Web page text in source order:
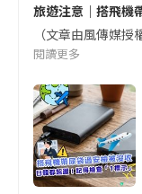
旅遊注意｜搭飛機
（文章由風傳媒
閱讀更多